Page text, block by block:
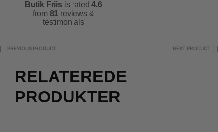
Butik Friis is rated 4.6
from 81 reviews &
testimonials
PREVIOUS PRODUCT NEXT PRODUCT
RELATEREDE
PRODUKTER